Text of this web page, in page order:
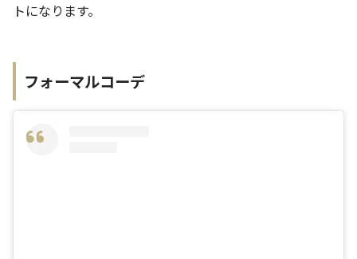
トになります。
フォーマルコーデ